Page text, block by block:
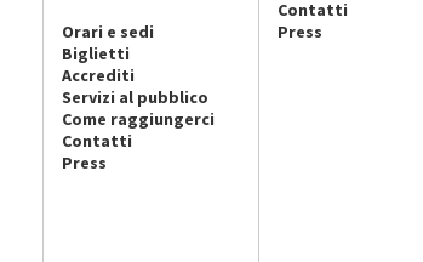
Orari e sedi
Biglietti
Accrediti
Servizi al pubblico
Come raggiungerci
Contatti
Press
Contatti
Press